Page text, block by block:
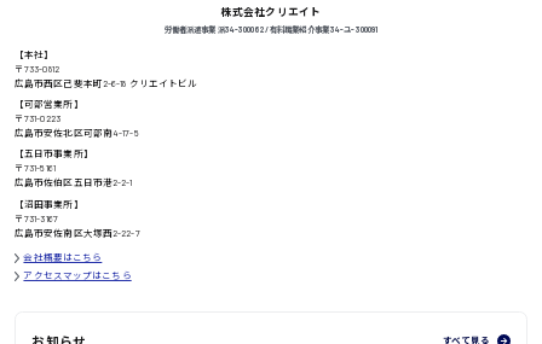
鳥取県
日給8000円〜
株式会社クリエイト
労働者派遣事業 派34-300062 / 有料職業紹介事業 34-ユ-300091
【本社】
〒733-0812
広島市西区己斐本町2-6-18 クリエイトビル
【可部営業所】
〒731-0223
広島市安佐北区可部南4-17-5
【五日市事業所】
〒731-5161
広島市佐伯区五日市港2-2-1
【沼田事業所】
〒731-3167
広島市安佐南区大塚西2-22-7
会社概要はこちら
アクセスマップはこちら
すべて見る